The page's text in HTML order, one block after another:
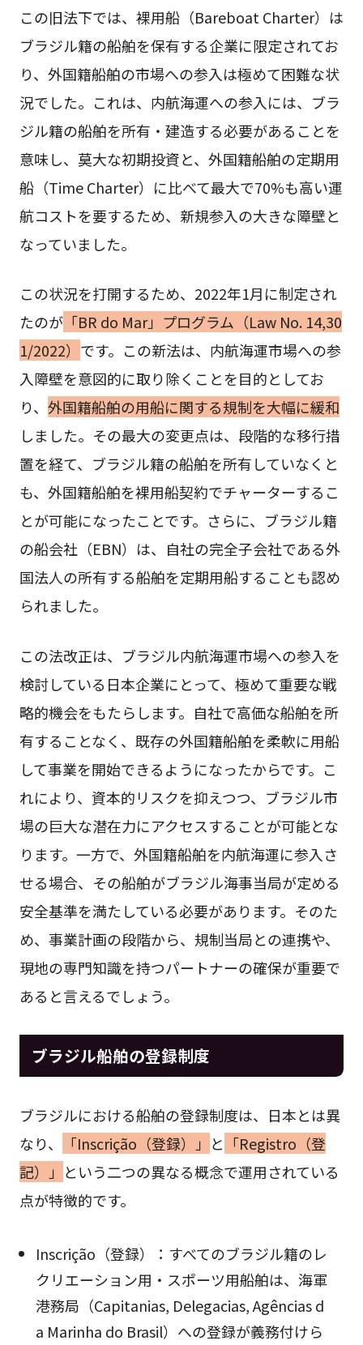
この旧法下では、裸用船（Bareboat Charter）は
ブラジル籍の船舶を保有する企業に限定されてお
り、外国籍船舶の市場への参入は極めて困難な状
況でした。これは、内航海運への参入には、ブラ
ジル籍の船舶を所有・建造する必要があることを
意味し、莫大な初期投資と、外国籍船舶の定期用
船（Time Charter）に比べて最大で70%も高い運
航コストを要するため、新規参入の大きな障壁と
なっていました。
この状況を打開するため、2022年1月に制定され
たのが「BR do Mar」プログラム（Law No. 14,30
1/2022） です。この新法は、内航海運市場への参
入障壁を意図的に取り除くことを目的としてお
り、 外国籍船舶の用船に関する規制を大幅に緩和
しました。その最大の変更点は、段階的な移行措
置を経て、ブラジル籍の船舶を所有していなくと
も、外国籍船舶を裸用船契約でチャーターするこ
とが可能になったことです。さらに、ブラジル籍
の船会社（EBN）は、自社の完全子会社である外
国法人の所有する船舶を定期用船することも認め
られました。
この法改正は、ブラジル内航海運市場への参入を
検討している日本企業にとって、極めて重要な戦
略的機会をもたらします。自社で高価な船舶を所
有することなく、既存の外国籍船舶を柔軟に用船
して事業を開始できるようになったからです。こ
れにより、資本的リスクを抑えつつ、ブラジル市
場の巨大な潜在力にアクセスすることが可能とな
ります。一方で、外国籍船舶を内航海運に参入さ
せる場合、その船舶がブラジル海事当局が定める
安全基準を満たしている必要があります。そのた
め、事業計画の段階から、規制当局との連携や、
現地の専門知識を持つパートナーの確保が重要で
あると言えるでしょう。
ブラジル船舶の登録制度
ブラジルにおける船舶の登録制度は、日本とは異
なり、
「Inscrição（登録）」 と 「Registro（登
記）」 という二つの異なる概念で運用されている
点が特徴的です。
Inscrição（登録）：すべてのブラジル籍のレ
クリエーション用・スポーツ用船舶は、海軍
港務局（Capitanias, Delegacias, Agências d
a Marinha do Brasil）への登録が義務付けら